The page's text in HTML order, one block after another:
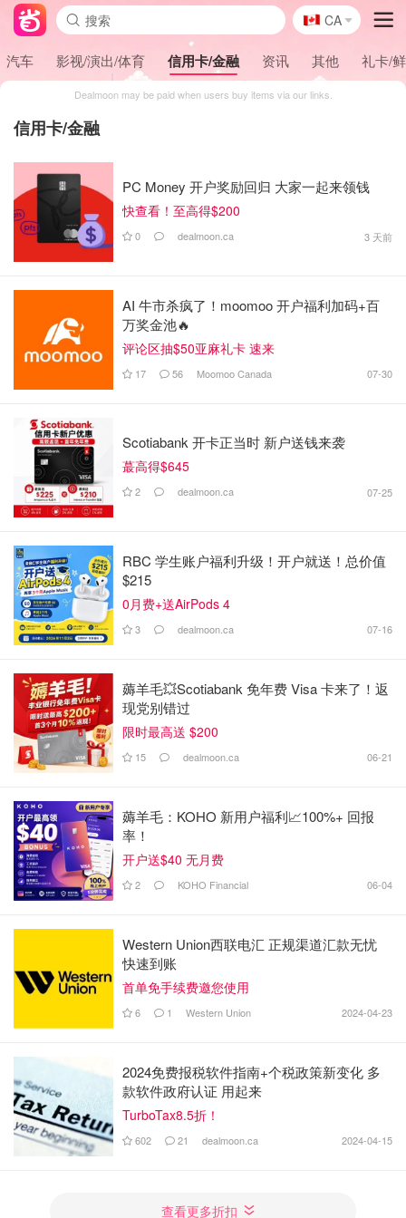
🇨🇦
CA
汽车 影视/演出/体育 信用卡/金融 资讯 其他 礼卡/
Dealmoon may be paid when users buy items via our links.
信用卡/金融
PC Money 开户奖励回归 大家一起来领钱
快查看！至高得$200
0 dealmoon.ca 3 天前
AI 牛市杀疯了！moomoo 开户福利加码+百
万奖金池🔥
评论区抽$50亚麻礼卡 速来
17 56 Moomoo Canada 07-30
Scotiabank 开卡正当时 新户送钱来袭
蕞高得$645
2 dealmoon.ca 07-25
RBC 学生账户福利升级！开户就送！总价值
$215
0月费+送AirPods 4
3 dealmoon.ca 07-16
薅羊毛💥Scotiabank 免年费 Visa 卡来了！返
现党别错过
限时最高送 $200
15 dealmoon.ca 06-21
薅羊毛：KOHO 新用户福利📈100%+ 回报
率！
开户送$40 无月费
2 KOHO Financial 06-04
Western Union西联电汇 正规渠道汇款无忧
快速到账
首单免手续费邀您使用
6 1 Western Union 2024-04-23
2024免费报税软件指南+个税政策新变化 多
款软件政府认证 用起来
TurboTax8.5折！
602 21 dealmoon.ca 2024-04-15
查看更多折扣